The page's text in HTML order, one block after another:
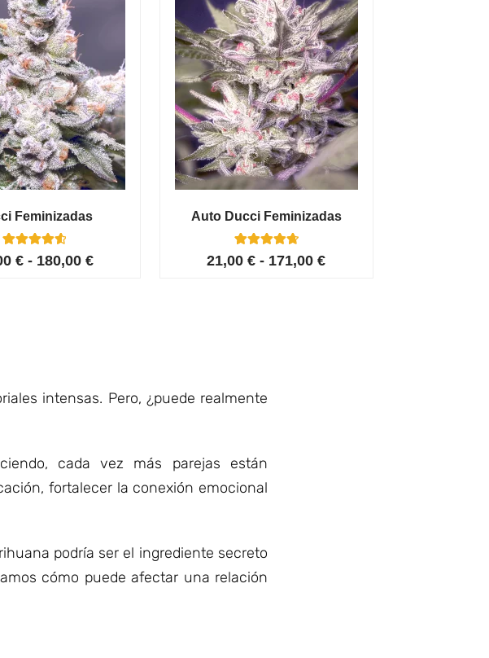
Feminizadas
Valorado
con
6 € - 180,00 €
Auto Ducci Feminizadas
Valorado con
4.75
4
21,00€ - 171,00€
intensas. Pero, ¿puede realmente
cada vez más parejas están
fortalecer la conexión emocional
podría ser el ingrediente secreto
cómo puede afectar una relación